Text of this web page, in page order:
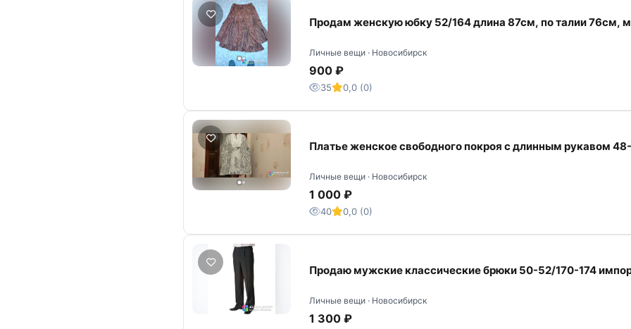
Продам женскую юбку 52/164 длина 87см, по талии 76см,
Личные вещи · Новосибирск
900 ₽
35 0,0 (0)
Платье женское свободного покроя с длинным рукавом
Личные вещи · Новосибирск
1 000 ₽
40 0,0 (0)
Продаю мужские классические брюки 50-52/170-174
Личные вещи · Новосибирск
1 300 ₽